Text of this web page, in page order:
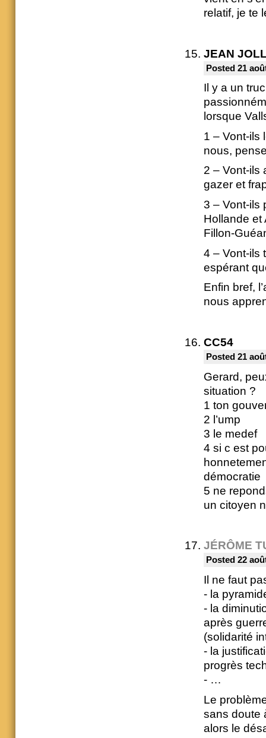
relatif, je te
JEAN
Posted 21
Il y a un
lorsque
1 – Vont-ils
nous,
2 – Vont-ils
gazer et
3 – Vont-ils
Hollande et
Fillon-
4 – Vont-ils
espérant
Enfin bref,
nous
CC54
Posted 21
Gerard,
situation ?
1 ton
2 l’ump
3 le medef
4 si c est
démocratie
5 ne
un citoyen
JÉRÔME
Posted 22
Il ne faut
- la
- la
après
(solidarité
- la
progrès
- …
Le
sans doute
alors le